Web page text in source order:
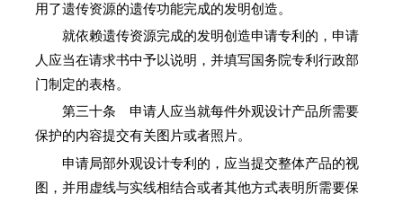
用了遗传资源的遗传功能完成的发明创造。
就依赖遗传资源完成的发明创造申请专利的，申请
人应当在请求书中予以说明，并填写国务院专利行政部
门制定的表格。
第三十条 申请人应当就每件外观设计产品所需要
保护的内容提交有关图片或者照片。
申请局部外观设计专利的，应当提交整体产品的视
图，并用虚线与实线相结合或者其他方式表明所需要保